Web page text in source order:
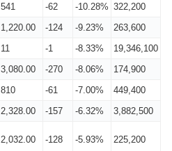
541 -62 -10.28% 322,200
1,220.00 -124 -9.23%
263,600
11 -1 -8.33%
19,346,100
3,080.00 -270 -8.06%
174,900
810 -61 -7.00%
449,400
2,328.00 -157 -6.32% 3,882,500
2,032.00 -128 -5.93% 225,200